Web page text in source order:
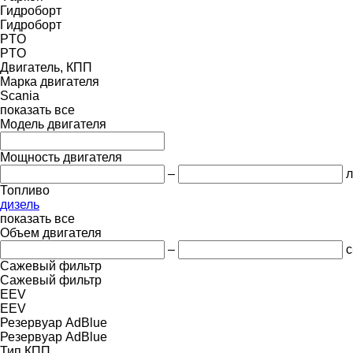
Гидроборт
Гидроборт
PTO
PTO
Двигатель, КПП
Марка двигателя
Scania
показать все
Модель двигателя
Мощность двигателя
–
Топливо
дизель
показать все
Объем двигателя
–
Сажевый фильтр
Сажевый фильтр
EEV
EEV
Резервуар AdBlue
Резервуар AdBlue